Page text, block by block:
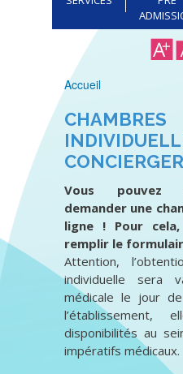
d'Ariane
Accueil
CHAMBRES
Vous pouvez
demander une
ligne ! Pour
remplir le
Attention,
individuelle sera
médicale le jour
l’établissement,
disponibilités au
impératifs médicaux.